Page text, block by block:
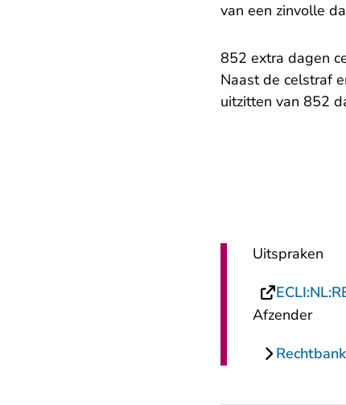
van een zinvolle
852 extra dagen
Naast de celstraf
uitzitten van 852
Uitspraken
Afzender